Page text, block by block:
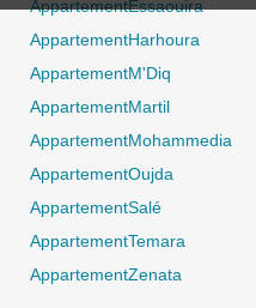
AppartementEssaouira
AppartementHarhoura
AppartementM'Diq
AppartementMartil
AppartementMohammedia
AppartementOujda
AppartementSalé
AppartementTemara
AppartementZenata